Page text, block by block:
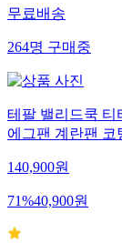
무료배송
264명 구매중
테팔 밸리드쿡 티
에그팬 계란팬 코
140,900원
71%40,900원